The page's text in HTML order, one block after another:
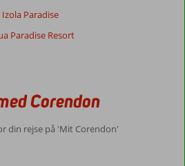
Izola Paradise
Paradise Resort
Corendon
din rejse på 'Mit Corendon'